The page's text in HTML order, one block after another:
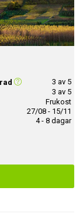
3 av 5
3 av 5
Frukost
27/08 - 15/11
4 - 8 dagar